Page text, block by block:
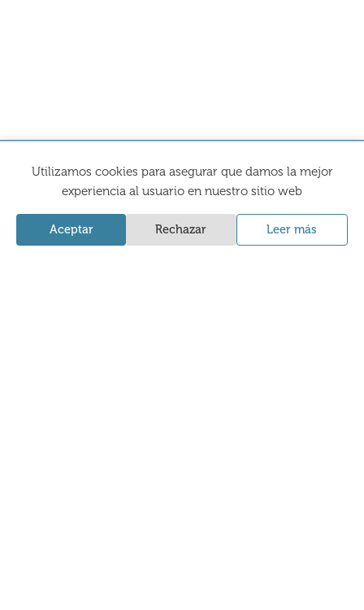
La Comercial Ceramista
Home
Productos
Utilizamos cookies para asegurar que damos la mejor
experiencia al usuario en nuestro sitio web
Aceptar Rechazar Leer más